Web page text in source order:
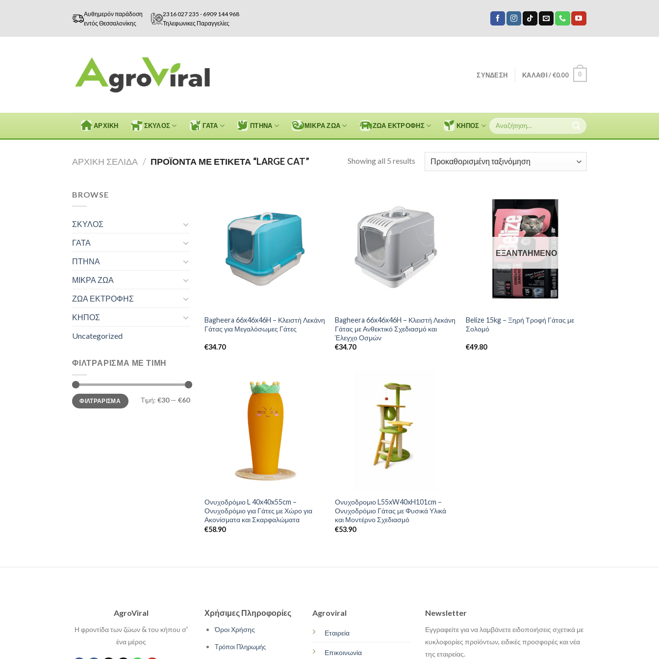
Αυθημερόν παράδοση
εντός Θεσσαλονίκης
2316 027 235 - 6909 144 968
Τηλεφωνικες Παραγγελίες
ΣΎΝΔΕΣΗ ΚΑΛΆΘΙ /€0.00 0
ΑΡΧΙΚΗ ΣΚΥΛΟΣ ΓΑΤΑ ΠΤΗΝΑ ΜΙΚΡΑ ΖΩΑ ΖΩΑ ΕΚΤΡΟΦΗΣ ΚΗΠΟΣ
Αναζήτηση
για:
ΑΡΧΙΚΉ ΣΕΛΊΔΑ / ΠΡΟΪΌΝΤΑ ΜΕ ΕΤΙΚΈΤΑ “LARGE CAT” Showing all 5 results
BROWSE
ΣΚΥΛΟΣ
ΓΑΤΑ
ΠΤΗΝΑ
ΜΙΚΡΑ ΖΩΑ
ΖΩΑ ΕΚΤΡΟΦΗΣ
ΚΗΠΟΣ
Uncategorized
ΦΙΛΤΡΆΡΙΣΜΑ ΜΕ ΤΙΜΉ
Ελάχιστη
τιμή
Μέγιστη
τιμήΦΙΛΤΡΆΡΙΣΜΑ Τιμή: €30— €60
Bagheera 66x46x46H – Κλειστή Λεκάνη
Γάτας για Μεγαλόσωμες Γάτες
€34.70
Bagheera 66x46x46H – Κλειστή Λεκάνη
Γάτας με Ανθεκτικό Σχεδιασμό και
Έλεγχο Οσμών
€34.70
ΕΞΑΝΤΛΗΜΈΝΟ
Belize 15kg – Ξηρή Τροφή Γάτας με
Σολομό
€49.80
Ονυχοδρόμιο L 40x40x55cm –
Ονυχοδρόμιο για Γάτες με Χώρο για
Ακονίσματα και Σκαρφαλώματα
€58.90
Ονυχοδρομιο L55xW40xH101cm –
Ονυχοδρόμιο Γάτας με Φυσικά Υλικά
και Μοντέρνο Σχεδιασμό
€53.90
AgroViral
Η φροντίδα των ζώων & του κήπου σ'
ένα μέρος
Χρήσιμες Πληροφορίες
Όροι Χρήσης
Τρόποι Πληρωμής
Agroviral
Εταιρεία
Επικοινωνία
Newsletter
Εγγραφείτε για να λαμβάνετε ειδοποιήσεις σχετικά με
κυκλοφορίες προϊόντων, ειδικές προσφορές και νέα
της εταιρείας.